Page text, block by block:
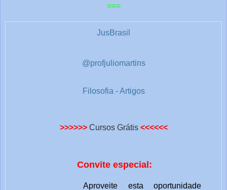
1
===
JusBrasil
@profjuliomartins
Filosofia - Artigos
>>>>>> Cursos Grátis <<<<<<
Convite especial:
Aproveite esta oportunidade